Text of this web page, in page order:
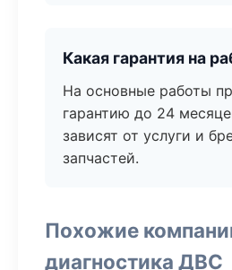
Какая гарантия на
На основные работы
гарантию до 24
зависят от услуги и
запчастей.
Похожие
диагностика ДВС